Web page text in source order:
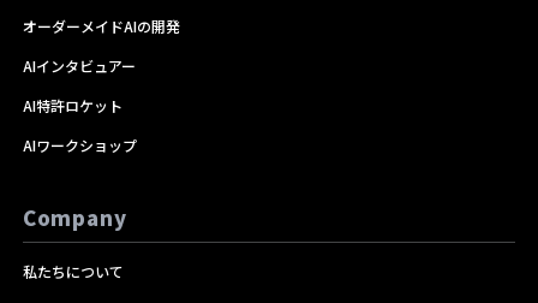
オーダーメイドAIの開発
AIインタビュアー
AI特許ロケット
AIワークショップ
Company
私たちについて